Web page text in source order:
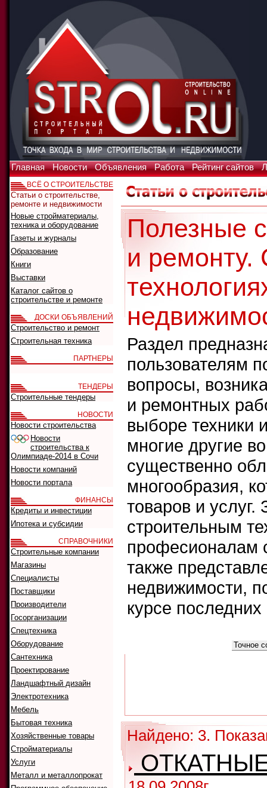
Главная Новости Объявления Работа Рейтинг сайтов
Полезные
и ремонту.
Раздел
пользователям
вопросы,
и ремонтных
выборе
многие другие
существенно
многообразия,
товаров и
строительным
професионалам
также
недвижимости,
курсе
Найдено: 3.
ВСЁ О СТРОИТЕЛЬСТВЕ
Статьи о строительстве,
ремонте и недвижимости
Новые стройматериалы,
техника и оборудование
Газеты и журналы
Образование
Книги
Выставки
Каталог сайтов о
строительстве и ремонте
ДОСКИ ОБЪЯВЛЕНИЙ
Строительство и ремонт
Строительная техника
ПАРТНЕРЫ
ТЕНДЕРЫ
Строительные тендеры
НОВОСТИ
Новости строительства
Новости
строительства к
Олимпиаде-2014 в Сочи
Новости компаний
Новости портала
ФИНАНСЫ
Кредиты и инвестиции
Ипотека и субсидии
СПРАВОЧНИКИ
Строительные компании
Магазины
Специалисты
Поставщики
Производители
Госорганизации
Спецтехника
Оборудование
Сантехника
Проектирование
Ландшафтный дизайн
Электротехника
Мебель
Бытовая техника
Хозяйственные товары
Стройматериалы
Услуги
Металл и металлопрокат